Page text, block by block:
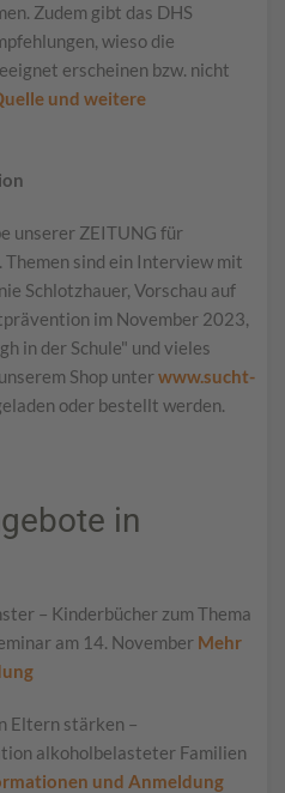
Zudem gibt das DHS
wieso die
erscheinen bzw. nicht
und weitere
unserer ZEITUNG für
sind ein Interview mit
Schlotzhauer, Vorschau auf
im November 2023,
in der Schule" und vieles
Shop unterwww.sucht-
oder bestellt werden.
in
– Kinderbücher zum Thema
am 14. November Mehr
Eltern stärken –
alkoholbelasteter Familien
und Anmeldung